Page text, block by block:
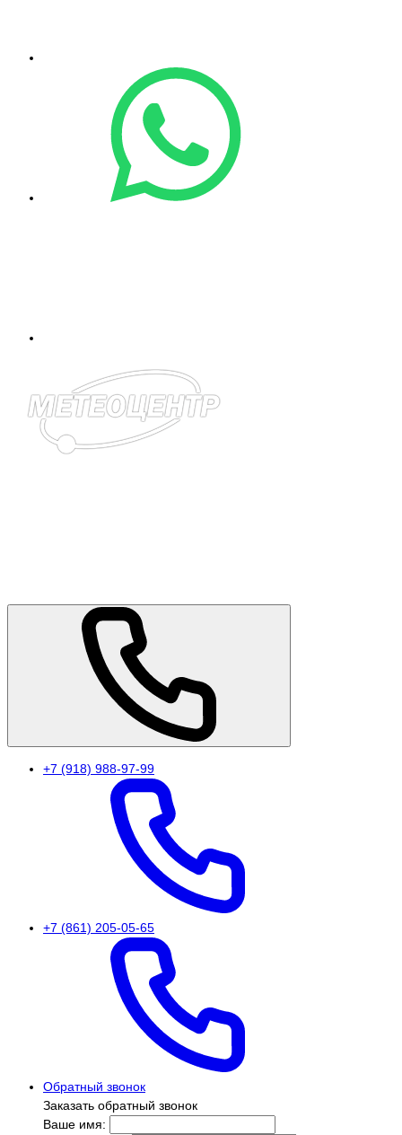
+7 (918) 988-97-99
+7 (861) 205-05-65
Обратный звонок
Заказать обратный звонок
Ваше имя: